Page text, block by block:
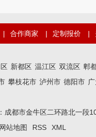
| 合作商家 | 定制报价 |
新都区 温江区 双流区 郫
攀枝花市 泸州市 德阳市
都市金牛区二环路北一段
网站地图 RSS XML